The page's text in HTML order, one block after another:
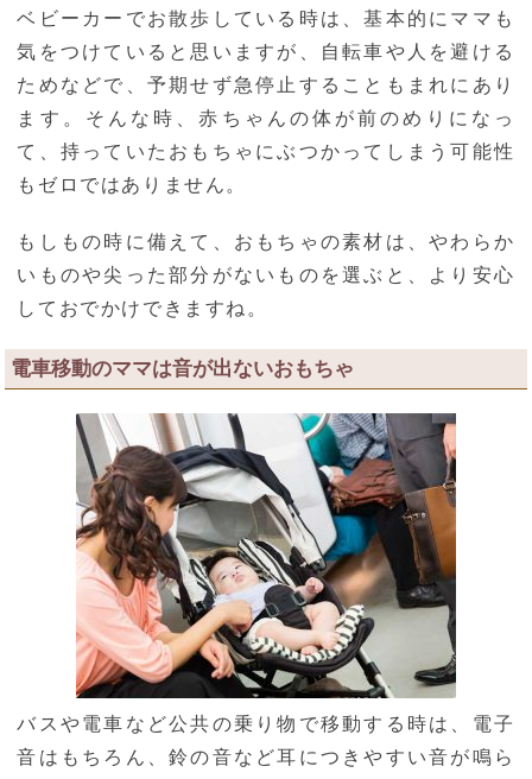
ベビーカーでお散歩している時は、基本的にママも
気をつけていると思いますが、自転車や人を避ける
ためなどで、予期せず急停止することもまれにあり
ます。そんな時、赤ちゃんの体が前のめりになっ
て、持っていたおもちゃにぶつかってしまう可能性
もゼロではありません。
もしもの時に備えて、おもちゃの素材は、やわらか
いものや尖った部分がないものを選ぶと、より安心
しておでかけできますね。
電車移動のママは音が出ないおもちゃ
バスや電車など公共の乗り物で移動する時は、電子
音はもちろん、鈴の音など耳につきやすい音が鳴ら